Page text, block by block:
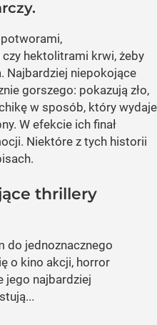
hektolitrami krwi, żeby
Najbardziej niepokojące
gorszego: pokazują zło,
w sposób, który wydaje
W efekcie ich finał
Niektóre z tych historii
thrillery
do jednoznacznego
o kino akcji, horror
jego najbardziej